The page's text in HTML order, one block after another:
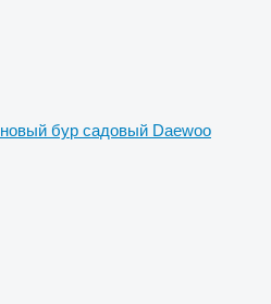
новый бур садовый Daewoo